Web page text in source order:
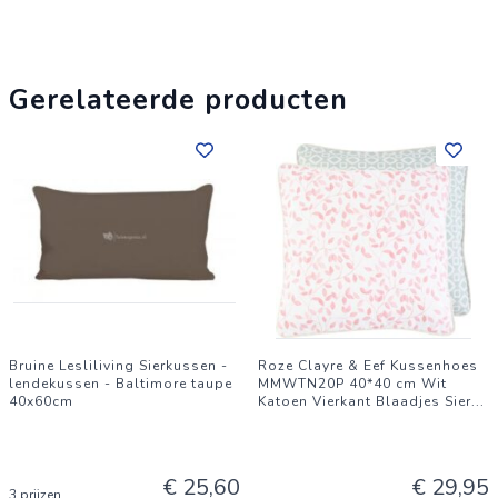
verbeterd zitcomfort!
Gerelateerde producten
Bruine Lesliliving Sierkussen -
lendekussen - Baltimore taupe
40x60cm
€ 25,60
Roze Clayre & Eef Kussenhoes
MMWTN20P 40*40 cm Wit
Katoen Vierkant Blaadjes Sier...
€ 29,95